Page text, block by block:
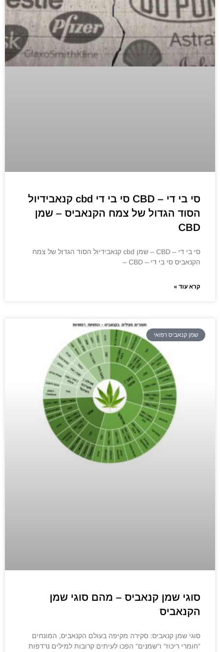
סי בי די – CBD סי בי די cbd קנאבידיול
הסוד הגדול של צמח הקנאביס – שמן
CBD
סי בי די – CBD – שמן cbd קנאבידיול הסוד הגדול של צמח
הקנאביס סי בי די – CBD –
קרא עוד »
שמן קנאביס רפואי
סוגי שמן קנאביס – מהם סוגי שמן
הקנאביס
סוגי שמן קנאביס: סקירה מקיפה בעולם הקנאביס, המונחים
"חומרי ריכוז" ו"שמנים" הפכו לעיתים קרובות למילים נרדפות